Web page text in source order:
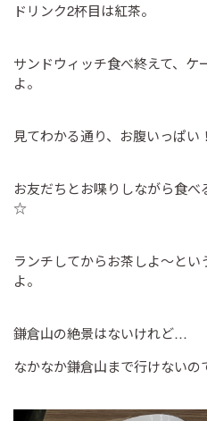
ドリンク2杯目は紅茶。
サンドウィッチ食べ終えて、
よ。
見てわかる通り、お腹いっぱい
お友だちとお喋りしながら食
☆
ランチしてからお茶しよ～と
よ。
鎌倉山の絶景はないけれど…
なかなか鎌倉山まで行けないの